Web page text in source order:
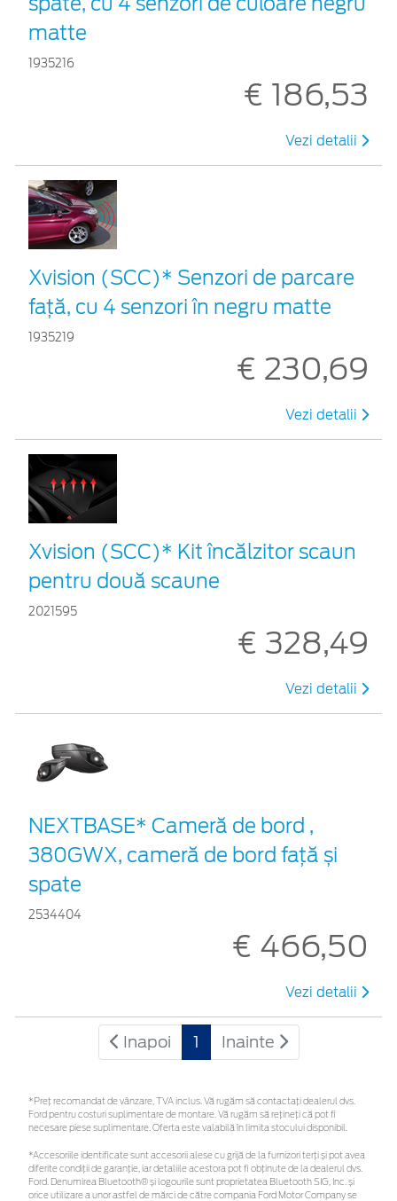
matte
1935216
€ 186,53
Vezi detalii
Xvision (SCC)* Senzori de parcare
faţă, cu 4 senzori în negru matte
1935219
€ 230,69
Vezi detalii
Xvision (SCC)* Kit încălzitor scaun
pentru două scaune
2021595
€ 328,49
Vezi detalii
NEXTBASE* Cameră de bord ,
380GWX, cameră de bord față și
spate
2534404
€ 466,50
Vezi detalii
Inapoi 1 Inainte
*Preţ recomandat de vânzare, TVA inclus. Vă rugăm să contactaţi dealerul dvs.
Ford pentru costuri suplimentare de montare. Vă rugăm să rețineți că pot fi
necesare piese suplimentare. Oferta este valabilă în limita stocului disponibil.
*Accesoriile identificate sunt accesorii alese cu grijă de la furnizori terți și pot avea
diferite condiții de garanție, iar detaliile acestora pot fi obținute de la dealerul dvs.
Ford. Denumirea Bluetooth® și logourile sunt proprietatea Bluetooth SIG, Inc. și
orice utilizare a unor astfel de mărci de către compania Ford Motor Company se